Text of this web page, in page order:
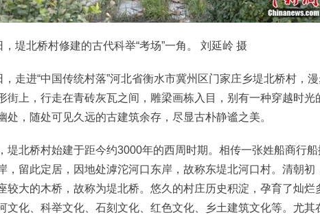
北桥村修建的古代科举“考场”一角。 刘延岭 摄
进“中国传统村落”河北省衡水市冀州区门家庄乡堤北桥村，
街上，行走在青砖灰瓦之间，雕梁画栋入目，别有一种穿越时光
处，随处可见久远的古建筑余存，尽显古朴静谧之美。
北桥村始建于距今约3000年的西周时期。相传一张姓船商行船
，留此定居，因地处滹沱河口东岸，故称东堤北河口村。清朝初
较大的木桥，故称为堤北桥。悠久的村庄历史积淀，孕育了灿烂
文化、科举文化、石刻文化、红色文化、乡土建筑文化等。尤其